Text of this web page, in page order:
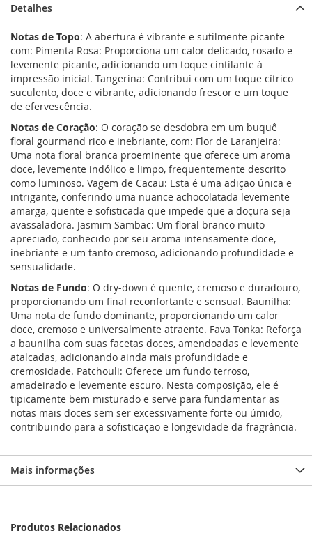
Detalhes
Notas de Topo: A abertura é vibrante e sutilmente picante
com: Pimenta Rosa: Proporciona um calor delicado, rosado e
levemente picante, adicionando um toque cintilante à
impressão inicial. Tangerina: Contribui com um toque cítrico
suculento, doce e vibrante, adicionando frescor e um toque
de efervescência.
Notas de Coração: O coração se desdobra em um buquê
floral gourmand rico e inebriante, com: Flor de Laranjeira:
Uma nota floral branca proeminente que oferece um aroma
doce, levemente indólico e limpo, frequentemente descrito
como luminoso. Vagem de Cacau: Esta é uma adição única e
intrigante, conferindo uma nuance achocolatada levemente
amarga, quente e sofisticada que impede que a doçura seja
avassaladora. Jasmim Sambac: Um floral branco muito
apreciado, conhecido por seu aroma intensamente doce,
inebriante e um tanto cremoso, adicionando profundidade e
sensualidade.
Notas de Fundo: O dry-down é quente, cremoso e duradouro,
proporcionando um final reconfortante e sensual. Baunilha:
Uma nota de fundo dominante, proporcionando um calor
doce, cremoso e universalmente atraente. Fava Tonka: Reforça
a baunilha com suas facetas doces, amendoadas e levemente
atalcadas, adicionando ainda mais profundidade e
cremosidade. Patchouli: Oferece um fundo terroso,
amadeirado e levemente escuro. Nesta composição, ele é
tipicamente bem misturado e serve para fundamentar as
notas mais doces sem ser excessivamente forte ou úmido,
contribuindo para a sofisticação e longevidade da fragrância.
Mais informações
Produtos Relacionados